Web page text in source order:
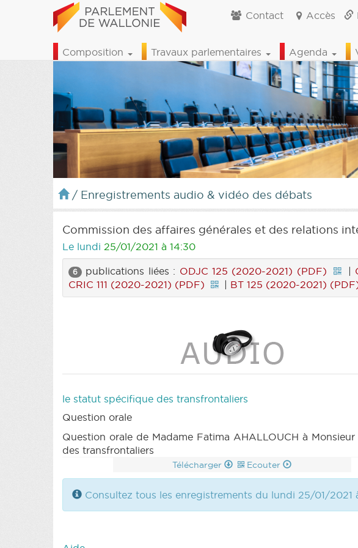
Contact Accès
Composition Travaux parlementaires Agenda
/ Enregistrements audio & vidéo des débats
Commission des affaires générales et des relations
Le lundi 25/01/2021 à 14:30
6 publications liées : ODJC 125 (2020-2021) (PDF) |
CRIC 111 (2020-2021) (PDF)
| BT 125 (2020-2021)
le statut spécifique des transfrontaliers
Question orale
Question orale de Madame Fatima AHALLOUCH à
des transfrontaliers
Télécharger Ecouter
Consultez tous les enregistrements du lundi 25/01/2021